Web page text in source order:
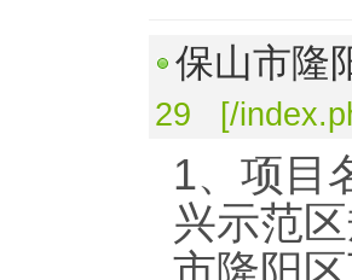
保山市隆
29 [/
1、项目
兴示范